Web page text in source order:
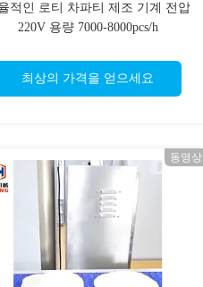
적인 로티 차파티 제조 기계 전압
220V 용량 7000-8000pcs/h
최상의 가격을 얻으세요
동영상